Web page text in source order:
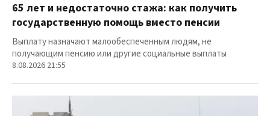
65 лет и недостаточно стажа: как получить
государственную помощь вместо пенсии
Выплату назначают малообеспеченным людям, не
получающим пенсию или другие социальные выплаты
8.08.2026 21:55